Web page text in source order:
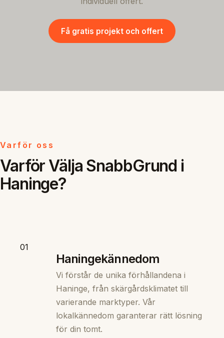
Få gratis projekt och offert
Varför oss
Varför Välja SnabbGrund i
Haninge?
01
Haningekännedom
Vi förstår de unika förhållandena i
Haninge, från skärgårdsklimatet till
varierande marktyper. Vår
lokalkännedom garanterar rätt lösning
för din tomt.